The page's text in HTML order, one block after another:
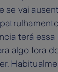
se vai
terá essa
algo fora